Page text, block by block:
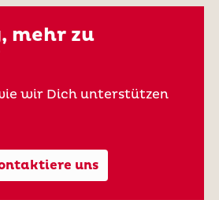
mehr zu
wir Dich unterstützen
uns